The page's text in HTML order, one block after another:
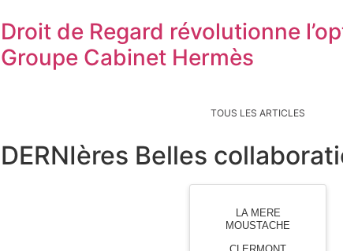
Droit de Regard révolutionne
Groupe Cabinet Hermès
TOUS LES ARTICLES
DERNIères Belles
LA MERE
MOUSTACHE